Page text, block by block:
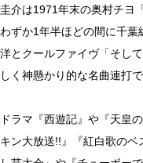
介は1971年末の奥村チヨ
ずか1年半ほどの間に千葉
とクールファイヴ「そし
く神懸かり的な名曲連打で
ラマ『西遊記』や『天皇
ン大放送!!』『紅白歌のベ